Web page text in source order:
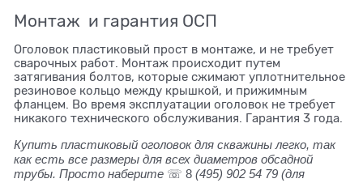
Монтаж и гарантия ОСП
Оголовок пластиковый прост в монтаже, и не требует
сварочных работ. Монтаж происходит путем
затягивания болтов, которые сжимают уплотнительное
резиновое кольцо между крышкой, и прижимным
фланцем. Во время эксплуатации оголовок не требует
никакого технического обслуживания. Гарантия 3 года.
Купить пластиковый оголовок для скважины легко, так
как есть все размеры для всех диаметров обсадной
трубы. Просто наберите ☏ 8 (495) 902 54 79 (для